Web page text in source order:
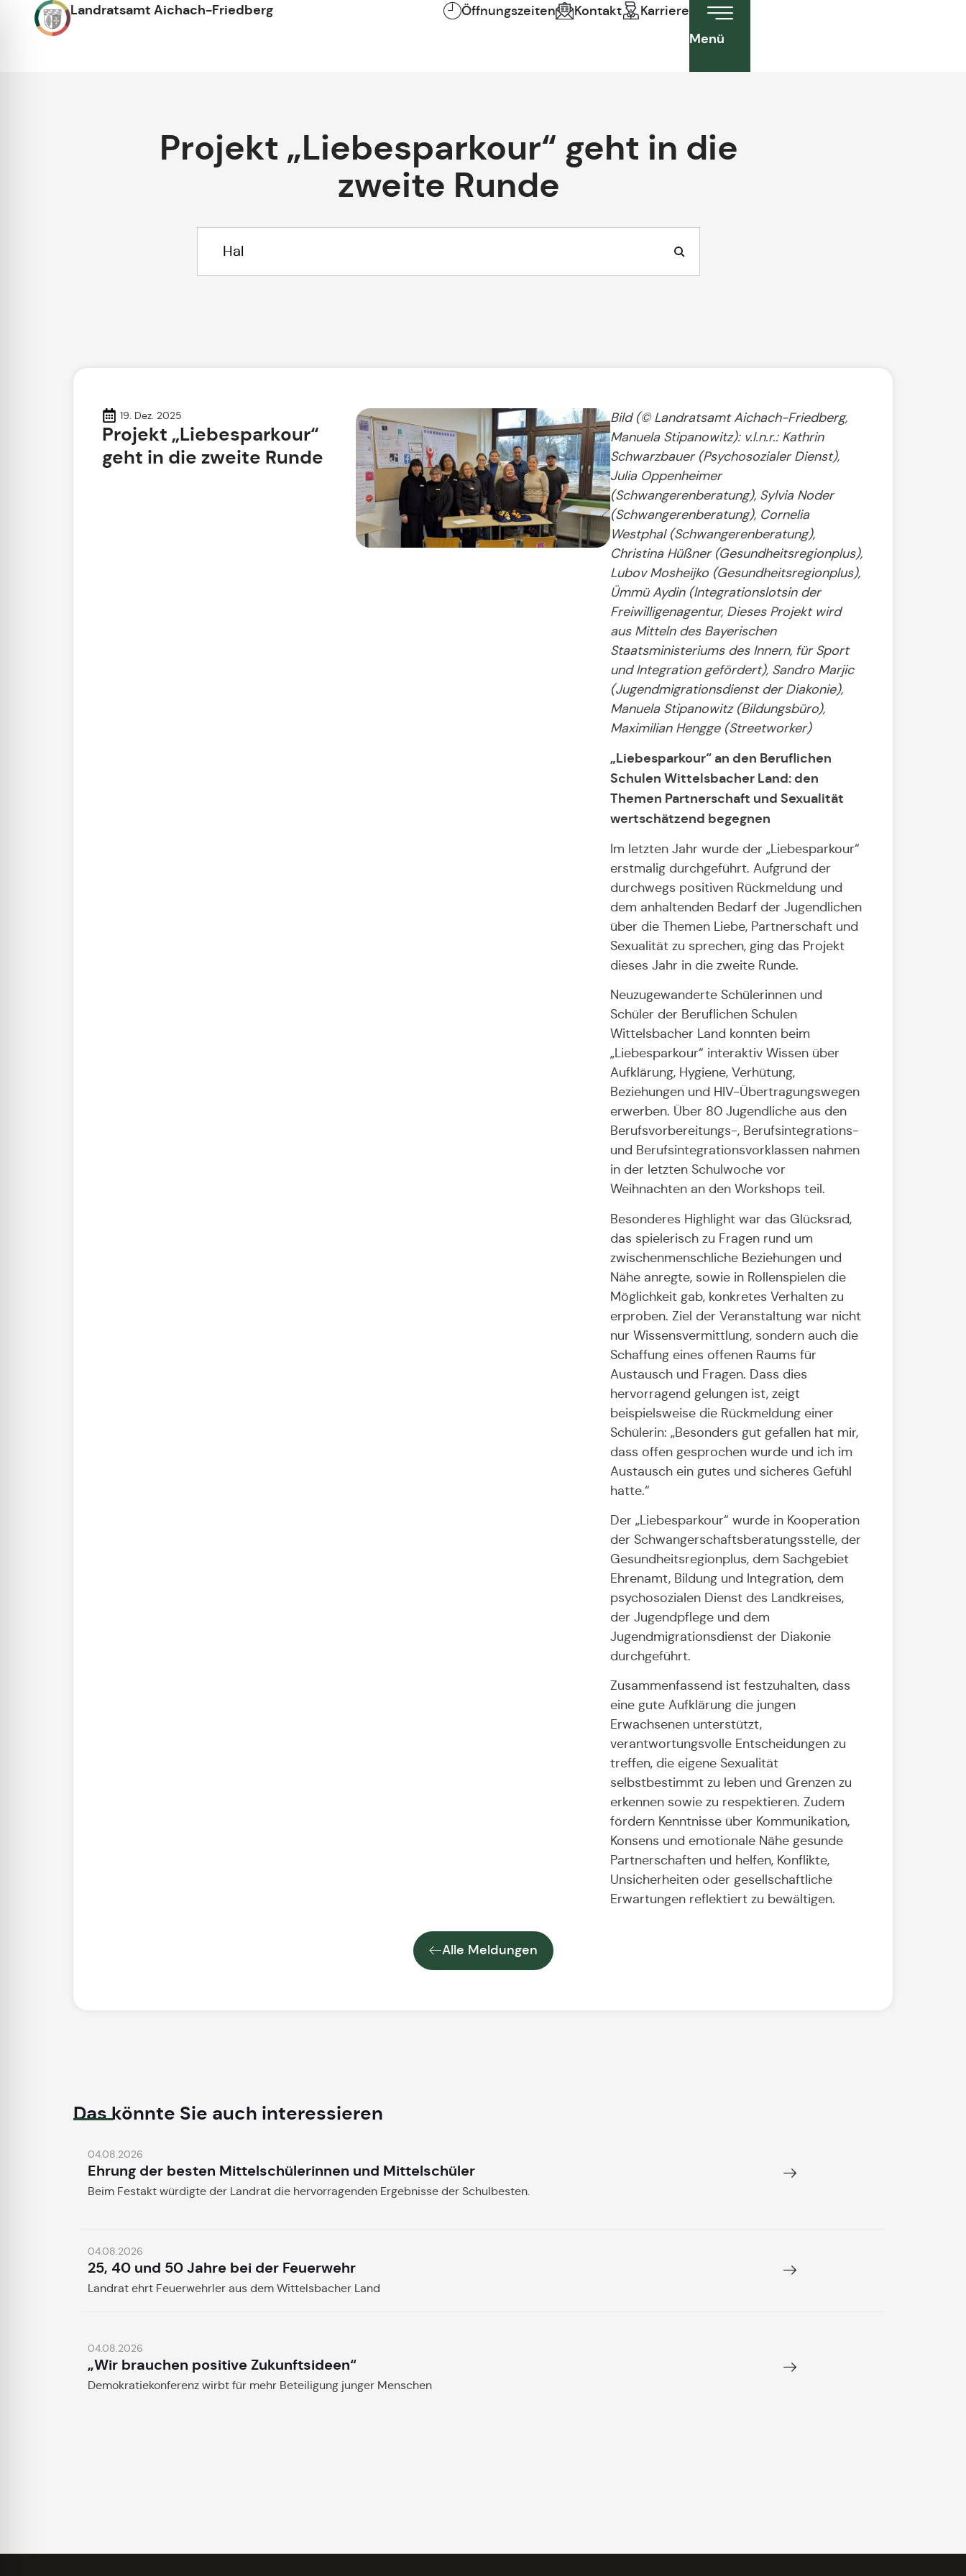
Landratsamt Aichach-Friedberg Öffnungszeiten Kontakt Karriere
Menü
Projekt „Liebesparkour“ geht in die
zweite Runde
19. Dez. 2025
Projekt „Liebesparkour“
geht in die zweite Runde
Bild (© Landratsamt Aichach-Friedberg,
Manuela Stipanowitz): v.l.n.r.: Kathrin
Schwarzbauer (Psychosozialer Dienst),
Julia Oppenheimer
(Schwangerenberatung), Sylvia Noder
(Schwangerenberatung), Cornelia
Westphal (Schwangerenberatung),
Christina Hüßner (Gesundheitsregionplus),
Lubov Mosheijko (Gesundheitsregionplus),
Ümmü Aydin (Integrationslotsin der
Freiwilligenagentur, Dieses Projekt wird
aus Mitteln des Bayerischen
Staatsministeriums des Innern, für Sport
und Integration gefördert), Sandro Marjic
(Jugendmigrationsdienst der Diakonie),
Manuela Stipanowitz (Bildungsbüro),
Maximilian Hengge (Streetworker)
„Liebesparkour“ an den Beruflichen
Schulen Wittelsbacher Land: den
Themen Partnerschaft und Sexualität
wertschätzend begegnen
Im letzten Jahr wurde der „Liebesparkour“
erstmalig durchgeführt. Aufgrund der
durchwegs positiven Rückmeldung und
dem anhaltenden Bedarf der Jugendlichen
über die Themen Liebe, Partnerschaft und
Sexualität zu sprechen, ging das Projekt
dieses Jahr in die zweite Runde.
Neuzugewanderte Schülerinnen und
Schüler der Beruflichen Schulen
Wittelsbacher Land konnten beim
„Liebesparkour“ interaktiv Wissen über
Aufklärung, Hygiene, Verhütung,
Beziehungen und HIV-Übertragungswegen
erwerben. Über 80 Jugendliche aus den
Berufsvorbereitungs-, Berufsintegrations-
und Berufsintegrationsvorklassen nahmen
in der letzten Schulwoche vor
Weihnachten an den Workshops teil.
Besonderes Highlight war das Glücksrad,
das spielerisch zu Fragen rund um
zwischenmenschliche Beziehungen und
Nähe anregte, sowie in Rollenspielen die
Möglichkeit gab, konkretes Verhalten zu
erproben. Ziel der Veranstaltung war nicht
nur Wissensvermittlung, sondern auch die
Schaffung eines offenen Raums für
Austausch und Fragen. Dass dies
hervorragend gelungen ist, zeigt
beispielsweise die Rückmeldung einer
Schülerin: „Besonders gut gefallen hat mir,
dass offen gesprochen wurde und ich im
Austausch ein gutes und sicheres Gefühl
hatte.“
Der „Liebesparkour“ wurde in Kooperation
der Schwangerschaftsberatungsstelle, der
Gesundheitsregionplus, dem Sachgebiet
Ehrenamt, Bildung und Integration, dem
psychosozialen Dienst des Landkreises,
der Jugendpflege und dem
Jugendmigrationsdienst der Diakonie
durchgeführt.
Zusammenfassend ist festzuhalten, dass
eine gute Aufklärung die jungen
Erwachsenen unterstützt,
verantwortungsvolle Entscheidungen zu
treffen, die eigene Sexualität
selbstbestimmt zu leben und Grenzen zu
erkennen sowie zu respektieren. Zudem
fördern Kenntnisse über Kommunikation,
Konsens und emotionale Nähe gesunde
Partnerschaften und helfen, Konflikte,
Unsicherheiten oder gesellschaftliche
Erwartungen reflektiert zu bewältigen.
Alle Meldungen
Das könnte Sie auch interessieren
04.08.2026
Ehrung der besten Mittelschülerinnen und Mittelschüler
Beim Festakt würdigte der Landrat die hervorragenden Ergebnisse der Schulbesten.
04.08.2026
25, 40 und 50 Jahre bei der Feuerwehr
Landrat ehrt Feuerwehrler aus dem Wittelsbacher Land
04.08.2026
„Wir brauchen positive Zukunftsideen“
Demokratiekonferenz wirbt für mehr Beteiligung junger Menschen